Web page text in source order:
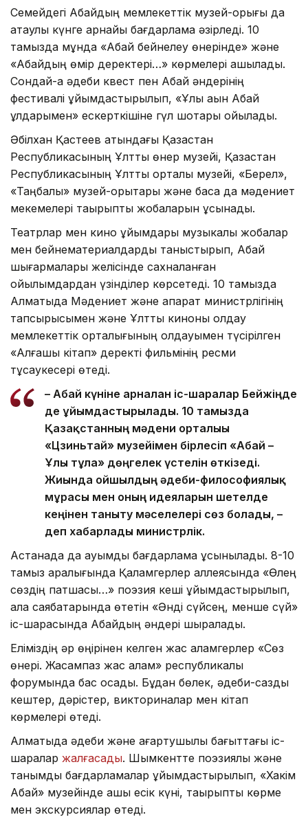
Семейдегі Абайдың мемлекеттік музей-қорығы да
атаулы күнге арнайы бағдарлама әзірледі. 10
тамызда мұнда «Абай бейнелеу өнерінде» және
«Абайдың өмір деректері…» көрмелері ашылады.
Сондай-ақ әдеби квест пен Абай әндерінің
фестивалі ұйымдастырылып, «Ұлы ақын Абай
ұлдарымен» ескерткішіне гүл шоқтары қойылады.
Әбілхан Қастеев атындағы Қазақстан
Республикасының Ұлттық өнер музейі, Қазақстан
Республикасының Ұлттық орталық музейі, «Берел»,
«Таңбалы» музей-қорықтары және басқа да мәдениет
мекемелері тақырыптық жобаларын ұсынады.
Театрлар мен кино ұйымдары музыкалық жобалар
мен бейнематериалдарды таныстырып, Абай
шығармалары желісінде сахналанған
қойылымдардан үзінділер көрсетеді. 10 тамызда
Алматыда Мәдениет және ақпарат министрлігінің
тапсырысымен және Ұлттық киноны қолдау
мемлекеттік орталығының қолдауымен түсірілген
«Алғашқы кітап» деректі фильмінің ресми
тұсаукесері өтеді.
– Абай күніне арналған іс-шаралар Бейжіңде
де ұйымдастырылады. 10 тамызда
Қазақстанның мәдени орталығы
«Цзиньтай» музейімен бірлесіп «Абай –
Ұлы тұлға» дөңгелек үстелін өткізеді.
Жиында ойшылдың әдеби-философиялық
мұрасы мен оның идеяларын шетелде
кеңінен таныту мәселелері сөз болады, –
деп хабарлады министрлік.
Астанада да ауқымды бағдарлама ұсынылады. 8-10
тамыз аралығында Қаламгерлер аллеясында «Өлең
сөздің патшасы…» поэзия кеші ұйымдастырылып,
қала саябақтарында өтетін «Әнді сүйсең, менше сүй»
іс-шарасында Абайдың әндері шырқалады.
Еліміздің әр өңірінен келген жас қаламгерлер «Сөз
өнері. Жасампаз жас қалам» республикалық
форумында бас қосады. Бұдан бөлек, әдеби-сазды
кештер, дәрістер, викториналар мен кітап
көрмелері өтеді.
Алматыда әдеби және ағартушылық бағыттағы іс-
шаралар жалғасады. Шымкентте поэзиялық және
танымдық бағдарламалар ұйымдастырылып, «Хакім
Абай» музейінде ашық есік күні, тақырыптық көрме
мен экскурсиялар өтеді.